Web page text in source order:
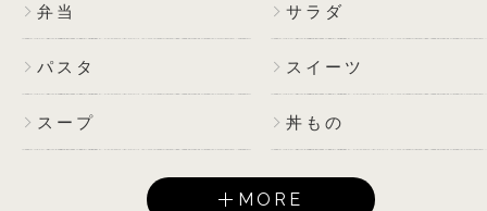
弁当 サラダ
パスタ スイーツ
スープ 丼もの
MORE